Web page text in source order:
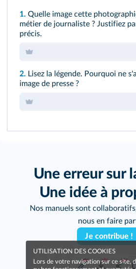
1. Quelle image cette
métier de journaliste ? Justifiez
précis.
2. Lisez la légende. Pourquoi ne
image de presse ?
Une erreur sur
Une idée à
Nos manuels sont
nous en faire
Je contribue !
UTILISATION DES COOKIES
Lors de votre navigation sur ce site,